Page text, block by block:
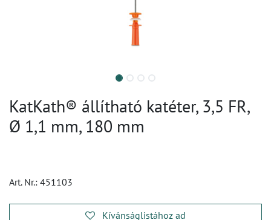
KatKath® állítható katéter, 3,5 FR,
Ø 1,1 mm, 180 mm
Art. Nr.: 451103
Kívánságlistához ad